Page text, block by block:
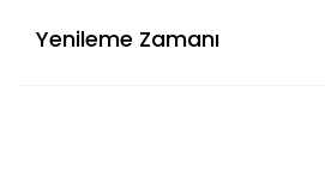
Yenileme Zamanı